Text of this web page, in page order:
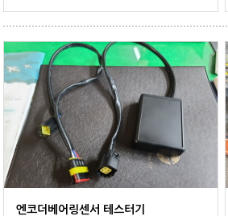
엔코더베어링센서 테스터기